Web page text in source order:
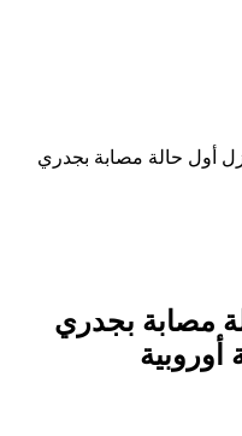
أول حالة مصابة بجدري
مصابة بجدري
أوروبية